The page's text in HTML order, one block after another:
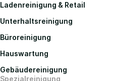
Ladenreinigung & Retail
Unterhaltsreinigung
Büroreinigung
Hauswartung
Gebäudereinigung
Spezialreinigung